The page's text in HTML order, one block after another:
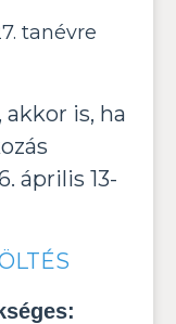
tanévre
akkor is, ha
április 13-